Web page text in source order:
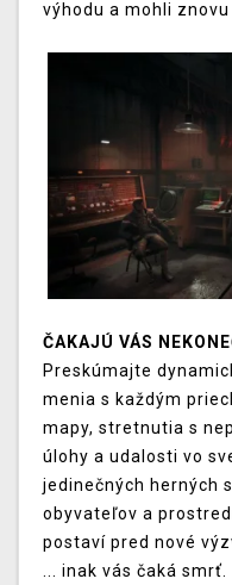
výhodu a mohli znovu
ČAKAJÚ VÁS
Preskúmajte
menia s každým
mapy, stretnutia s
úlohy a udalosti vo
jedinečných herných
obyvateľov a
postaví pred nové
... inak vás čaká smrť.